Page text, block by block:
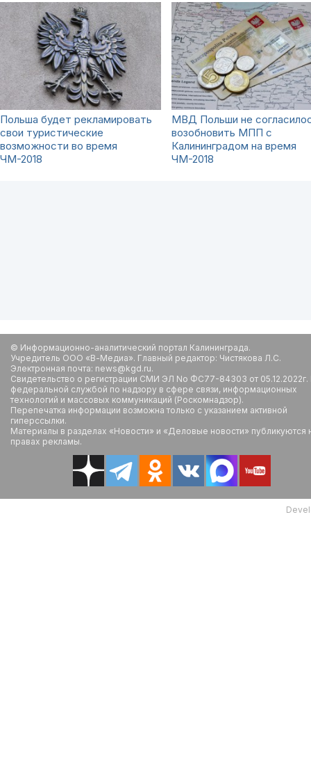
Польша будет рекламировать
свои туристические
возможности во время
ЧМ-2018
МВД Польши не
возобновить МПП с
Калининградом на время
ЧМ-2018
© Информационно-аналитический портал Калининграда.
Учредитель ООО «В-Медиа». Главный редактор: Чистякова Л.С.
Электронная почта: news@kgd.ru.
Свидетельство о регистрации СМИ ЭЛ No ФС77-84303 от
федеральной службой по надзору в сфере связи, информационных
технологий и массовых коммуникаций (Роскомнадзор).
Перепечатка информации возможна только с указанием активной
гиперссылки.
Материалы в разделах «Новости» и «Деловые новости» публикуются
правах рекламы.